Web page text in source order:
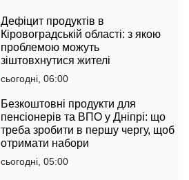
Дефіцит продуктів в
Кіровоградській області: з якою
проблемою можуть
зіштовхнутися жителі
сьогодні, 06:00
Безкоштовні продукти для
пенсіонерів та ВПО у Дніпрі: що
треба зробити в першу чергу, щоб
отримати набори
сьогодні, 05:00